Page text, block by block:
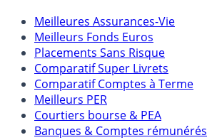
Meilleures Assurances-Vie
Meilleurs Fonds Euros
Placements Sans Risque
Comparatif Super Livrets
Comparatif Comptes à Terme
Meilleurs PER
Courtiers bourse & PEA
Banques & Comptes rémunérés